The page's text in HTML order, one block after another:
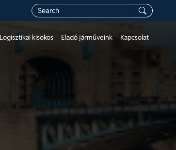
Logisztikai kisokos Eladó járműveink Kapcsolat